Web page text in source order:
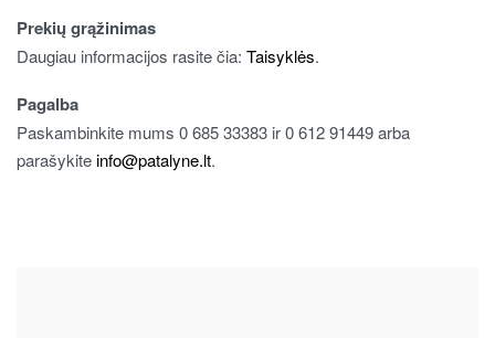
Prekių grąžinimas
Daugiau informacijos rasite čia: Taisyklės.
Pagalba
Paskambinkite mums 0 685 33383 ir 0 612 91449 arba
parašykiteinfo@patalyne.lt.